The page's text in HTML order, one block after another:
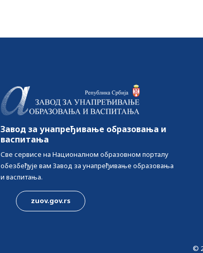
Завод за унапређивање образовања и
васпитања
Све сервисе на Националном образовном порталу
обезбеђује вам Завод за унапређивање образовања
и васпитања.
zuov.gov.rs
©